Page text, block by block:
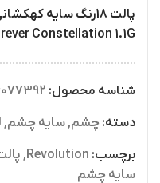
Constellation 1.1G
شناسه محصول:
دسته: چشم,سایه چشم,
برچسب: Revolution
,
سایه چشم